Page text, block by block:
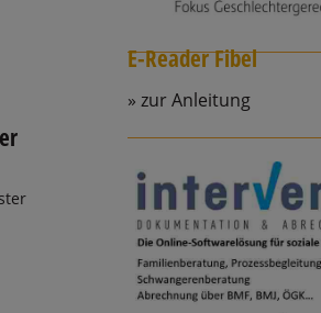
E-Reader Fibel
zur Anleitung